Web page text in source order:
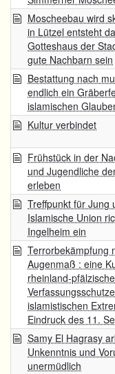
Moscheebau wird
in Lützel entsteht
Gotteshaus der
gute Nachbarn sein
Bestattung nach
endlich ein
islamischen
Kultur verbindet
Frühstück in der
und Jugendliche
erleben
Treffpunkt für Jung
Islamische Union
Ingelheim ein
Terrorbekämpfung
Augenmaß : eine
rheinland-
islamistischen
Eindruck des 11.
Samy El Hagrasy
Unkenntnis und
unermüdlich